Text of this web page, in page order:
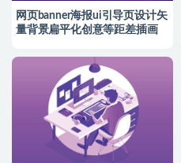
网页banner海报ui引导页设计矢
量背景扁平化创意等距差插画